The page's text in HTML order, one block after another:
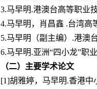
3.马早明.港澳台高等职业
4.马早明，肖昌鑫 .台湾高
5.马早明（副主编）.港澳
6.马早明.亚洲“四小龙”职
（二）主要学术论文
[1]胡雅婷，马早明.香港中